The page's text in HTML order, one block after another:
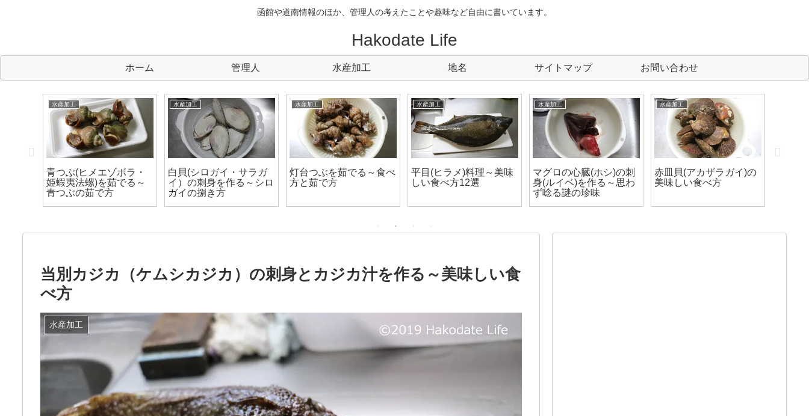
函館や道南情報のほか、管理人の考えたことや趣味など自由に書いています。
Hakodate Life
ホーム 管理人 水産加工 地名 サイトマップ お問い合わせ
水産加工
青つぶ(ヒメエゾボラ・
姫蝦夷法螺)を茹でる～
青つぶの茹で方
水産加工
白貝(シロガイ・サラガ
イ）の刺身を作る～シロ
ガイの捌き方
水産加工
灯台つぶを茹でる～食べ
方と茹で方
水産加工
平目(ヒラメ)料理～美味
しい食べ方12選
水産加工
マグロの心臓(ホシ)の刺
身(ルイベ)を作る～思わ
ず唸る謎の珍味
水産加工
赤皿貝(アカザラガイ)の
美味しい食べ方
当別カジカ（ケムシカジカ）の刺身とカジカ汁を作る～美味しい食
べ方
水産加工